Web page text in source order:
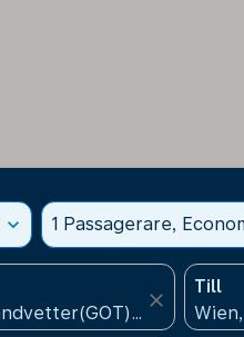
expand_more 1 Passagerare,
close
Till